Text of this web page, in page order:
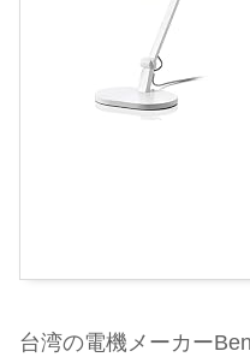
台湾の電機メーカー